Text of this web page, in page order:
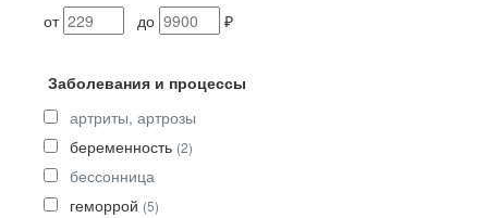
от
до ₽
Заболевания и процессы
артриты, артрозы
беременность (2)
бессонница
геморрой (5)